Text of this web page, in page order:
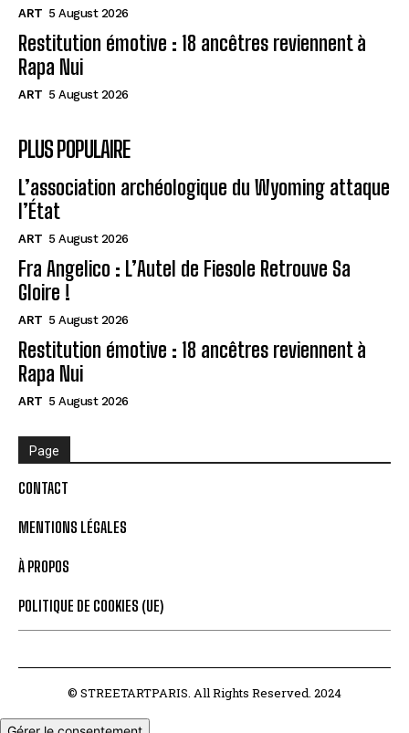
ART 5 August 2026
Restitution émotive : 18 ancêtres reviennent à
Rapa Nui
ART 5 August 2026
PLUS POPULAIRE
L’association archéologique du Wyoming attaque
l’État
ART 5 August 2026
Fra Angelico : L’Autel de Fiesole Retrouve Sa
Gloire !
ART 5 August 2026
Restitution émotive : 18 ancêtres reviennent à
Rapa Nui
ART 5 August 2026
Page
CONTACT
MENTIONS LÉGALES
À PROPOS
POLITIQUE DE COOKIES (UE)
© STREETARTPARIS. All Rights Reserved. 2024